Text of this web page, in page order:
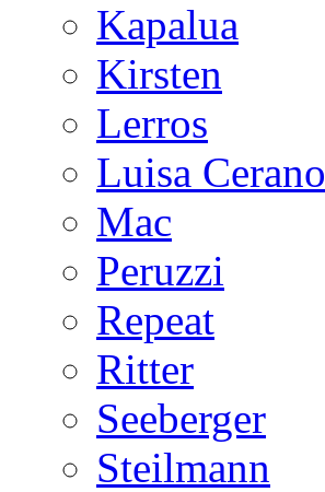
Kapalua
Kirsten
Lerros
Luisa Cerano
Mac
Peruzzi
Repeat
Ritter
Seeberger
Steilmann